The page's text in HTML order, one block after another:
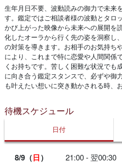
生年月日不要、波動読みの御力で未来
す。鑑定ではご相談者様の波動とタロ
かび上がった映像から未来への展開を
化したオーラから行く先の姿を洞察し
の対策を導きます。お相手のお気持ち
により、これまで特に恋愛や人間関係
くお持ちです。苦しく困難な状況でも
に向き合う鑑定スタンスで、必ずや御
も叶えたい想いに突き動かされる時、
待機スケジュール
日付
8/9（日） 21:00 - 翌00:30